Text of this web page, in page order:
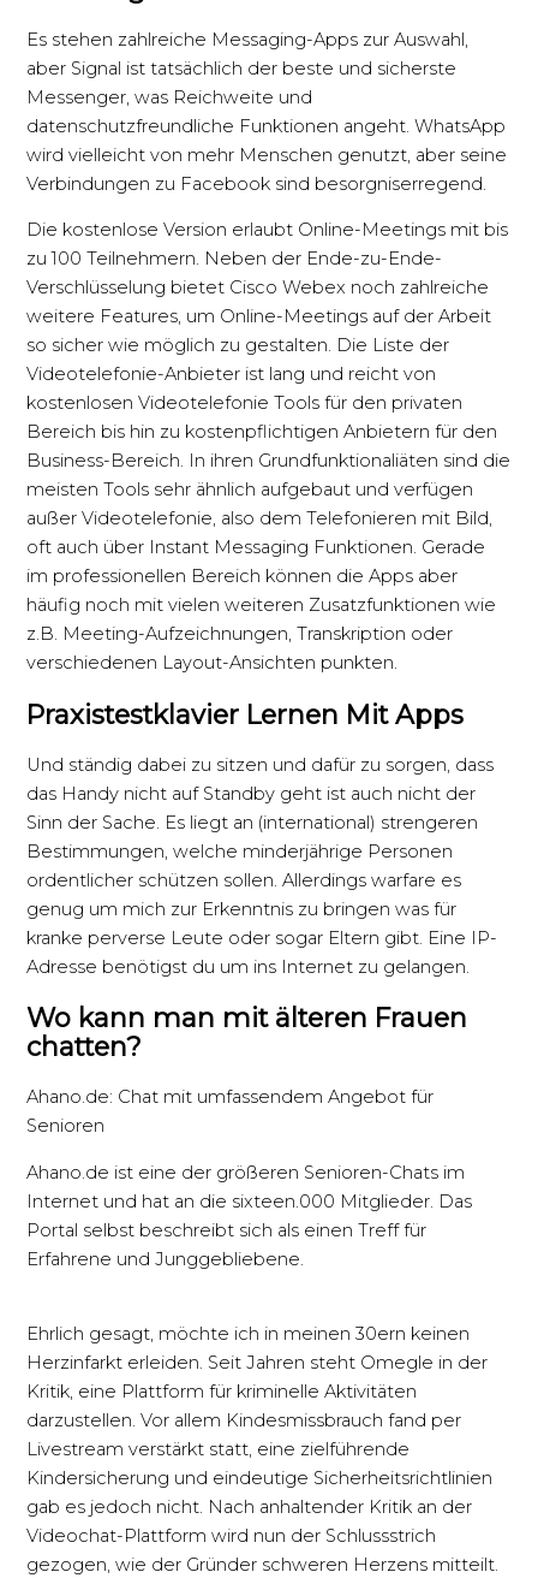
Es stehen zahlreiche Messaging-Apps zur Auswahl,
aber Signal ist tatsächlich der beste und sicherste
Messenger, was Reichweite und
datenschutzfreundliche Funktionen angeht. WhatsApp
wird vielleicht von mehr Menschen genutzt, aber seine
Verbindungen zu Facebook sind besorgniserregend.
Die kostenlose Version erlaubt Online-Meetings mit bis
zu 100 Teilnehmern. Neben der Ende-zu-Ende-
Verschlüsselung bietet Cisco Webex noch zahlreiche
weitere Features, um Online-Meetings auf der Arbeit
so sicher wie möglich zu gestalten. Die Liste der
Videotelefonie-Anbieter ist lang und reicht von
kostenlosen Videotelefonie Tools für den privaten
Bereich bis hin zu kostenpflichtigen Anbietern für den
Business-Bereich. In ihren Grundfunktionaliäten sind die
meisten Tools sehr ähnlich aufgebaut und verfügen
außer Videotelefonie, also dem Telefonieren mit Bild,
oft auch über Instant Messaging Funktionen. Gerade
im professionellen Bereich können die Apps aber
häufig noch mit vielen weiteren Zusatzfunktionen wie
z.B. Meeting-Aufzeichnungen, Transkription oder
verschiedenen Layout-Ansichten punkten.
Praxistestklavier Lernen Mit Apps
Und ständig dabei zu sitzen und dafür zu sorgen, dass
das Handy nicht auf Standby geht ist auch nicht der
Sinn der Sache. Es liegt an (international) strengeren
Bestimmungen, welche minderjährige Personen
ordentlicher schützen sollen. Allerdings warfare es
genug um mich zur Erkenntnis zu bringen was für
kranke perverse Leute oder sogar Eltern gibt. Eine IP-
Adresse benötigst du um ins Internet zu gelangen.
Wo kann man mit älteren Frauen
chatten?
Ahano.de: Chat mit umfassendem Angebot für
Senioren
Ahano.de ist eine der größeren Senioren-Chats im
Internet und hat an die sixteen.000 Mitglieder. Das
Portal selbst beschreibt sich als einen Treff für
Erfahrene und Junggebliebene.
Ehrlich gesagt, möchte ich in meinen 30ern keinen
Herzinfarkt erleiden. Seit Jahren steht Omegle in der
Kritik, eine Plattform für kriminelle Aktivitäten
darzustellen. Vor allem Kindesmissbrauch fand per
Livestream verstärkt statt, eine zielführende
Kindersicherung und eindeutige Sicherheitsrichtlinien
gab es jedoch nicht. Nach anhaltender Kritik an der
Videochat-Plattform wird nun der Schlussstrich
gezogen, wie der Gründer schweren Herzens mitteilt.